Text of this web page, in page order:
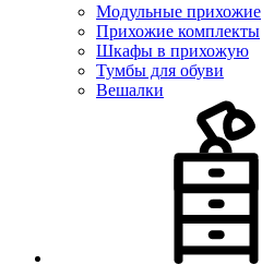
Модульные прихожие
Прихожие комплекты
Шкафы в прихожую
Тумбы для обуви
Вешалки